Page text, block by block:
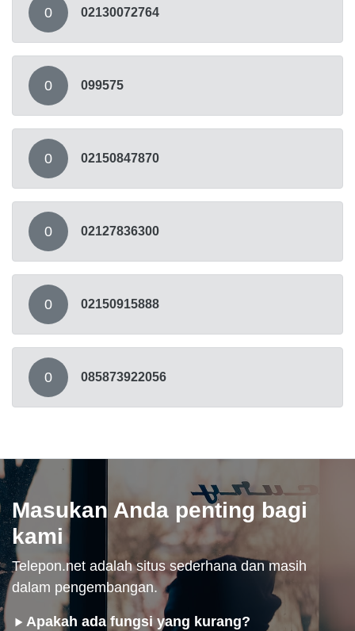
0 02130072764
0 099575
0 02150847870
0 02127836300
0 02150915888
0 085873922056
Masukan Anda penting bagi
kami
Telepon.net adalah situs sederhana dan masih
dalam pengembangan.
Apakah ada fungsi yang kurang?